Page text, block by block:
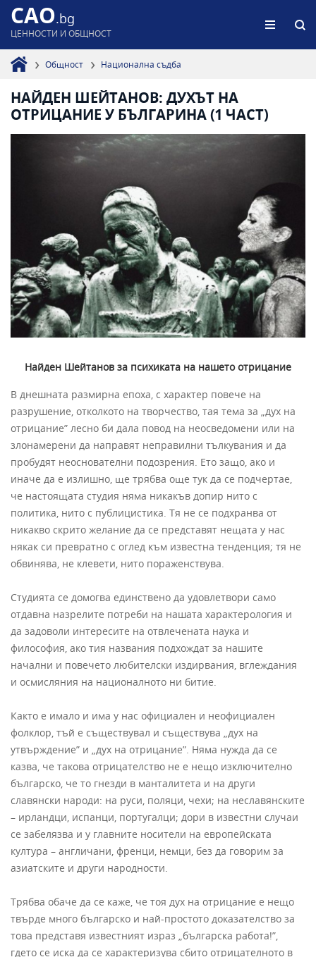
CAO.bg
ЦЕННОСТИ И ОБЩНОСТ
Общност Национална съдба
НАЙДЕН ШЕЙТАНОВ: ДУХЪТ НА
ОТРИЦАНИЕ У БЪЛГАРИНА (1 ЧАСТ)
Найден Шейтанов за психиката на нашето отрицание
В днешната размирна епоха, с характер повече на
разрушение, отколкото на творчество, тая тема за „дух на
отрицание” лесно би дала повод на неосведомени или на
злонамерени да направят неправилни тълкувания и да
пробудят неоснователни подозрения. Ето защо, ако и
иначе да е излишно, ще трябва още тук да се подчертае,
че настоящата студия няма никакъв допир нито с
политика, нито с публицистика. Тя не се подхранва от
никакво скрито желание да се представят нещата у нас
някак си превратно с оглед към известна тенденция; тя не
обвинява, не клевети, нито пораженствува.
Студията се домогва единствено да удовлетвори само
отдавна назрелите потреби на нашата характерология и
да задоволи интересите на отвлечената наука и
философия, ако тия названия подхождат за нашите
начални и повечето любителски издирвания, вглеждания
и осмисляния на националното ни битие.
Както е имало и има у нас официален и неофициален
фолклор, тъй е съществувал и съществува „дух на
утвърждение” и „дух на отрицание”. Няма нужда да се
казва, че такова отрицателство не е нещо изключително
българско, че то гнезди в манталитета и на други
славянски народи: на руси, поляци, чехи; на неславянските
– ирландци, испанци, португалци; дори в известни случаи
се забелязва и у главните носители на европейската
култура – англичани, френци, немци, без да говорим за
азиатските и други народности.
Трябва обаче да се каже, че тоя дух на отрицание е нещо
твърде много българско и най-простото доказателство за
това представя известният израз „българска работа!”,
гдето се иска да се характеризува сбито отрицателното в